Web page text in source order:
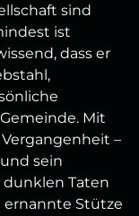
sind
ist
dass er
Mit
–
sein
dunklen Taten
Stütze